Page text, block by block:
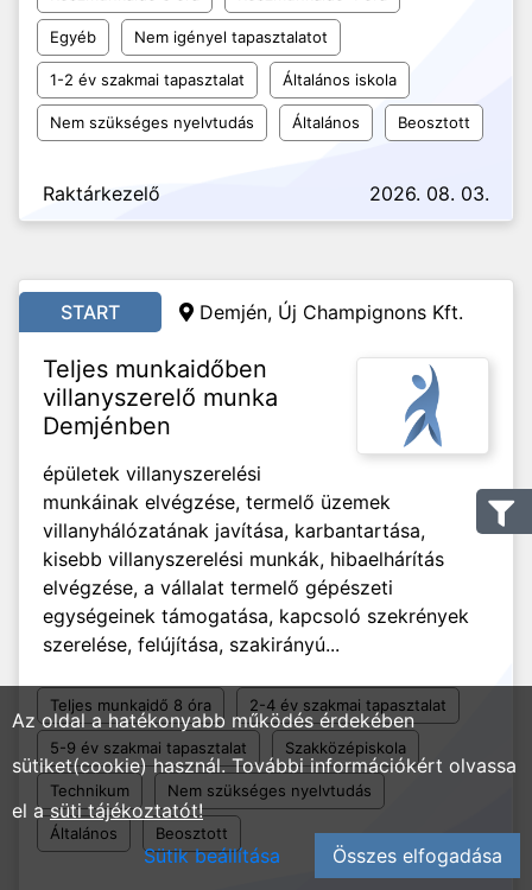
Egyéb Nem igényel tapasztalatot
1-2 év szakmai tapasztalat Általános iskola
Nem szükséges nyelvtudás Általános Beosztott
Raktárkezelő 2026. 08. 03.
START Demjén, Új Champignons Kft.
Teljes munkaidőben
villanyszerelő munka
Demjénben
épületek villanyszerelési
munkáinak elvégzése, termelő üzemek
villanyhálózatának javítása, karbantartása,
kisebb villanyszerelési munkák, hibaelhárítás
elvégzése, a vállalat termelő gépészeti
egységeinek támogatása, kapcsoló szekrények
szerelése, felújítása, szakirányú...
Teljes munkaidő 8 óra 2-4 év szakmai tapasztalat
5-9 év szakmai tapasztalat Szakközépiskola
Technikum Nem szükséges nyelvtudás
Általános Beosztott
Az oldal a hatékonyabb működés érdekében
sütiket(cookie) használ. További információkért olvassa
el asüti tájékoztatót!
Sütik beállítása
Összes elfogadása